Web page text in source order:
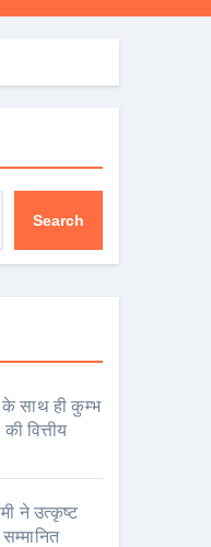
Search
के साथ ही कुम्भ
वित्तीय
ने उत्कृष्ट